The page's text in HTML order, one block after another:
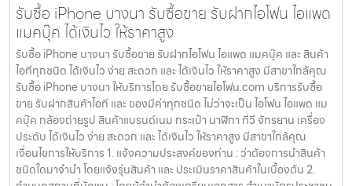
รับซื้อ iPhone บางนา รับซื้อขาย รับฝากไอโฟน ไอแพด
แมคบุ๊ค ได้เงินไว ให้ราคาสูง
รับซื้อ iPhone บางนา รับซื้อขาย รับฝากไอโฟน ไอแพด แมคบุ๊ค และ สินค้า
ไอทีทุกชนิด ได้เงินไว ง่าย สะดวก และ ได้เงินไว ให้ราคาสูง มีสาขาใกล้คุณ
รับซื้อ iPhone บางนา ให้บริการโดย รับซื้อขายไอโฟน.com บริการรับซื้อ
ขาย รับฝากสินค้าไอที และ ของมีค่าทุกชนิด ไม่ว่าจะเป็น ไอโฟน ไอแพด แม
คบุ๊ค กล้องถ่ายรูป สินค้าแบรนด์เนม กระเป๋า นาฬิกา ทีวี จักรยาน เครื่อง
ประดับ ได้เงินไว ง่าย สะดวก และ ได้เงินไว ให้ราคาสูง มีสาขาใกล้คุณ
เงื่อนไขการให้บริการ 1. แจ้งความประสงค์ของท่าน : ว่าต้องการนำสินค้า
ชนิดใดมาจำนำ โดยแจ้งรุ่นสินค้า และ ประเมินราคาสินค้าในเบื้องต้น 2.